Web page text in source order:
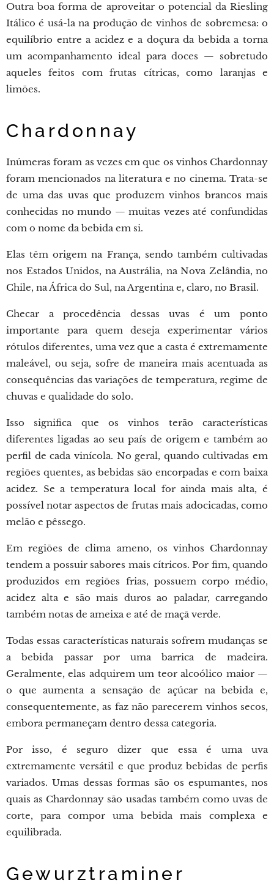
Outra boa forma de aproveitar o potencial da Riesling
Itálico é usá-la na produção de vinhos de sobremesa: o
equilíbrio entre a acidez e a doçura da bebida a torna
um acompanhamento ideal para doces — sobretudo
aqueles feitos com frutas cítricas, como laranjas e
limões.
Chardonnay
Inúmeras foram as vezes em que os vinhos Chardonnay
foram mencionados na literatura e no cinema. Trata-se
de uma das uvas que produzem vinhos brancos mais
conhecidas no mundo — muitas vezes até confundidas
com o nome da bebida em si.
Elas têm origem na França, sendo também cultivadas
nos Estados Unidos, na Austrália, na Nova Zelândia, no
Chile, na África do Sul, na Argentina e, claro, no Brasil.
Checar a procedência dessas uvas é um ponto
importante para quem deseja experimentar vários
rótulos diferentes, uma vez que a casta é extremamente
maleável, ou seja, sofre de maneira mais acentuada as
consequências das variações de temperatura, regime de
chuvas e qualidade do solo.
Isso significa que os vinhos terão características
diferentes ligadas ao seu país de origem e também ao
perfil de cada vinícola. No geral, quando cultivadas em
regiões quentes, as bebidas são encorpadas e com baixa
acidez. Se a temperatura local for ainda mais alta, é
possível notar aspectos de frutas mais adocicadas, como
melão e pêssego.
Em regiões de clima ameno, os vinhos Chardonnay
tendem a possuir sabores mais cítricos. Por fim, quando
produzidos em regiões frias, possuem corpo médio,
acidez alta e são mais duros ao paladar, carregando
também notas de ameixa e até de maçã verde.
Todas essas características naturais sofrem mudanças se
a bebida passar por uma barrica de madeira.
Geralmente, elas adquirem um teor alcoólico maior —
o que aumenta a sensação de açúcar na bebida e,
consequentemente, as faz não parecerem vinhos secos,
embora permaneçam dentro dessa categoria.
Por isso, é seguro dizer que essa é uma uva
extremamente versátil e que produz bebidas de perfis
variados. Umas dessas formas são os espumantes, nos
quais as Chardonnay são usadas também como uvas de
corte, para compor uma bebida mais complexa e
equilibrada.
Gewurztraminer